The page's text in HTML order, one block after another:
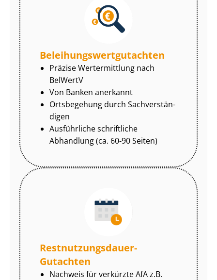
Be­lei­hungs­wert­gut­ach­ten
Präzise Wertermittlung nach
BelWertV
Von Banken anerkannt
Ortsbegehung durch Sach­ver­stän­
di­gen
Ausführliche schriftliche
Abhandlung (ca. 60-90 Seiten)
Rest­nut­zungs­dau­er-
Gutachten
Nachweis für verkürzte AfA z.B.